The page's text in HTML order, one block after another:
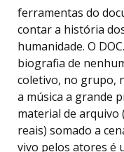
ferramentas do
contar a história
humanidade. O
biografia de
coletivo, no grupo,
a música a grande
material de arquivo
reais) somado a
vivo pelos atores é